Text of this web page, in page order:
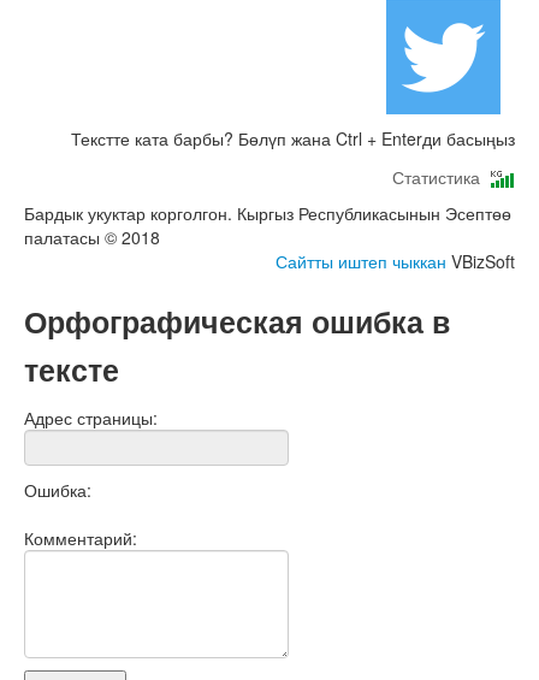
Текстте ката барбы? Бөлүп жана Ctrl + Enterди басыңыз
Статистика
Бардык укуктар корголгон. Кыргыз Республикасынын Эсептөө
палатасы © 2018
Сайтты иштеп чыккан VBizSoft
Орфографическая ошибка в
тексте
Адрес страницы:
Ошибка:
Комментарий: